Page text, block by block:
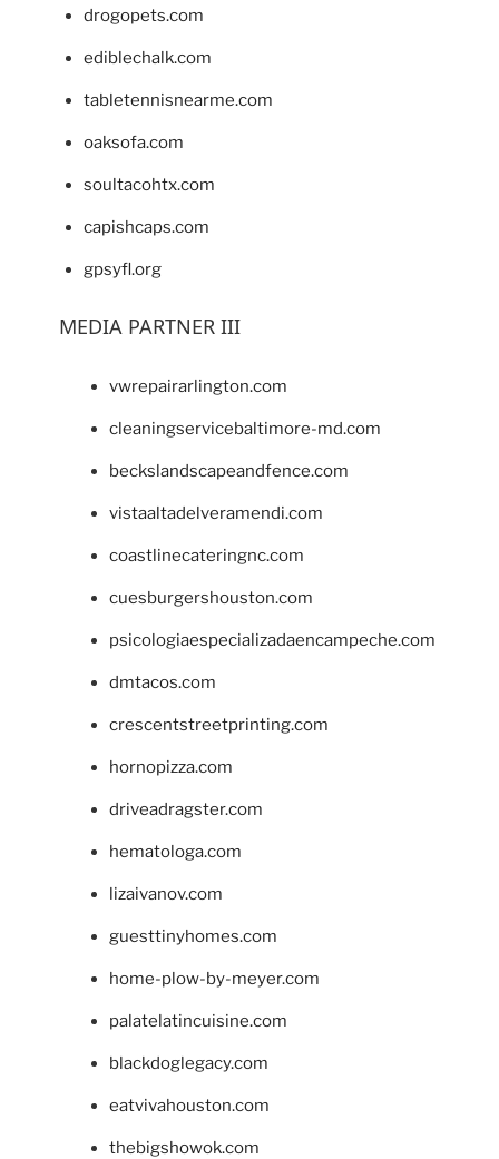
drogopets.com
ediblechalk.com
tabletennisnearme.com
oaksofa.com
soultacohtx.com
capishcaps.com
gpsyfl.org
MEDIA PARTNER III
vwrepairarlington.com
cleaningservicebaltimore-md.com
beckslandscapeandfence.com
vistaaltadelveramendi.com
coastlinecateringnc.com
cuesburgershouston.com
psicologiaespecializadaencampeche.com
dmtacos.com
crescentstreetprinting.com
hornopizza.com
driveadragster.com
hematologa.com
lizaivanov.com
guesttinyhomes.com
home-plow-by-meyer.com
palatelatincuisine.com
blackdoglegacy.com
eatvivahouston.com
thebigshowok.com